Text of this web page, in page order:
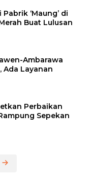
‘Maung’ di
Buat Lulusan
Ambarawa
Ada Layanan
Perbaikan
Sepekan